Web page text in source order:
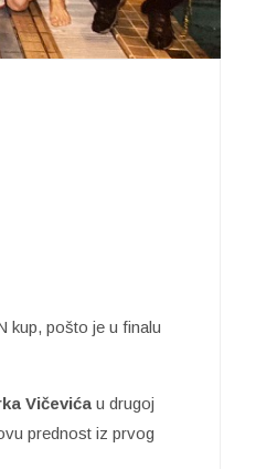
kup, pošto je u finalu
Vičevića u drugoj
prednost iz prvog